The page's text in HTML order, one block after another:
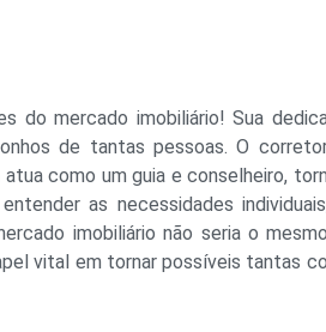
do mercado imobiliário! Sua
de tantas pessoas. O
como um guia e conselheiro,
as necessidades
imobiliário não seria o
vital em tornar possíveis tantas